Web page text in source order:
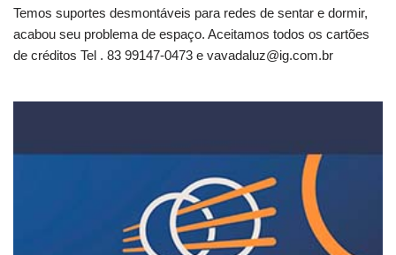
Temos suportes desmontáveis para redes de sentar e dormir,
acabou seu problema de espaço. Aceitamos todos os cartões
de créditos Tel . 83 99147-0473 e vavadaluz@ig.com.br